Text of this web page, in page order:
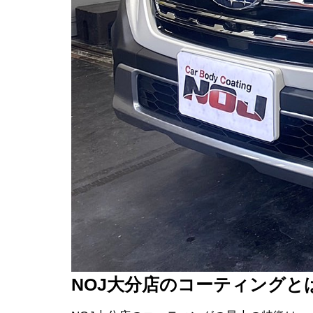
NOJ大分店のコーティングと